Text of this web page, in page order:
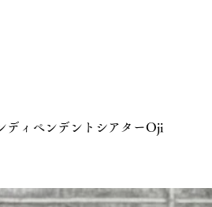
ディペンデントシアターOji